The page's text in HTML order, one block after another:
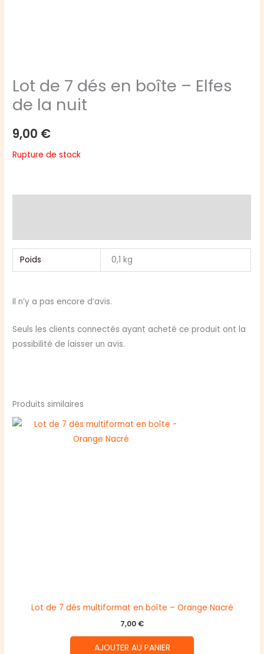
Lot de 7 dés en boîte – Elfes
de la nuit
9,00 €
Rupture de stock
Poids 0,1 kg
Il n’y a pas encore d’avis.
Seuls les clients connectés ayant acheté ce produit ont la
possibilité de laisser un avis.
Produits similaires
Lot de 7 dés multiformat en boîte – Orange Nacré
7,00 €
AJOUTER AU PANIER